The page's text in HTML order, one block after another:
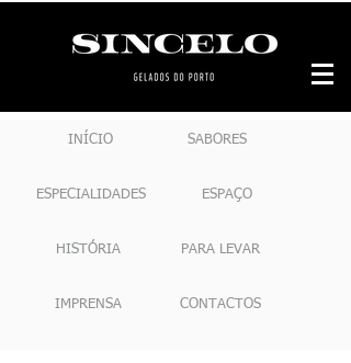
INÍCIO
ESPECIALIDADES
HISTÓRIA
IMPRENSA
SABORES
ESPAÇO
PARA LEVAR
CONTACTOS